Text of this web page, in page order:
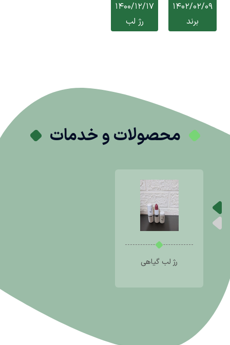
1402/02/09
برند
1400/12/17
رژ لب
محصولات و خدمات
رژ لب گیاهی